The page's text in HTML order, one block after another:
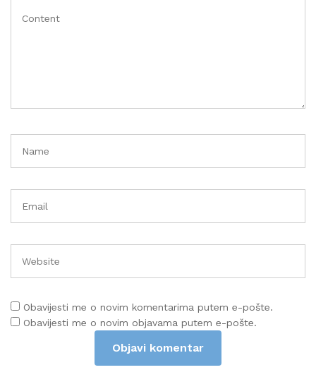
Obavijesti me o novim komentarima putem e-pošte.
Obavijesti me o novim objavama putem e-pošte.